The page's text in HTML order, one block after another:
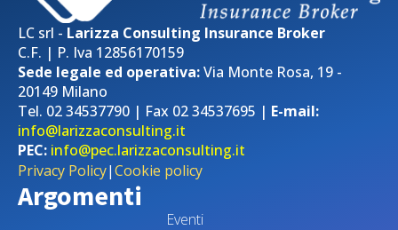
LC srl - Larizza Consulting Insurance Broker
C.F. | P. Iva 12856170159
Sede legale ed operativa:Via Monte Rosa, 19 -
20149 Milano
Tel. 02 34537790 | Fax 02 34537695 | E-mail:
info@larizzaconsulting.it
PEC: info@pec.larizzaconsulting.it
Privacy Policy|Cookie policy
Argomenti
Eventi